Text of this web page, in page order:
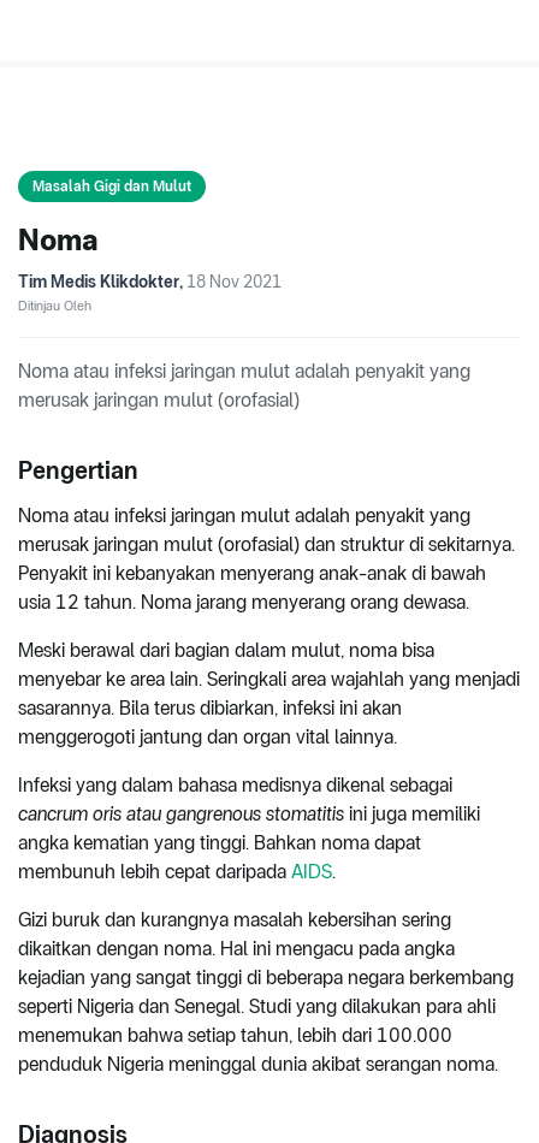
Masalah Gigi dan Mulut
Noma
Tim Medis Klikdokter, 18 Nov 2021
Ditinjau Oleh
Noma atau infeksi jaringan mulut adalah penyakit yang
merusak jaringan mulut (orofasial)
Pengertian
Noma atau infeksi jaringan mulut adalah penyakit yang
merusak jaringan mulut (orofasial) dan struktur di sekitarnya.
Penyakit ini kebanyakan menyerang anak-anak di bawah
usia 12 tahun. Noma jarang menyerang orang dewasa.
Meski berawal dari bagian dalam mulut, noma bisa
menyebar ke area lain. Seringkali area wajahlah yang menjadi
sasarannya. Bila terus dibiarkan, infeksi ini akan
menggerogoti jantung dan organ vital lainnya.
Infeksi yang dalam bahasa medisnya dikenal sebagai
cancrum oris atau gangrenous stomatitis ini juga memiliki
angka kematian yang tinggi. Bahkan noma dapat
membunuh lebih cepat daripada AIDS.
Gizi buruk dan kurangnya masalah kebersihan sering
dikaitkan dengan noma. Hal ini mengacu pada angka
kejadian yang sangat tinggi di beberapa negara berkembang
seperti Nigeria dan Senegal. Studi yang dilakukan para ahli
menemukan bahwa setiap tahun, lebih dari 100.000
penduduk Nigeria meninggal dunia akibat serangan noma.
Diagnosis